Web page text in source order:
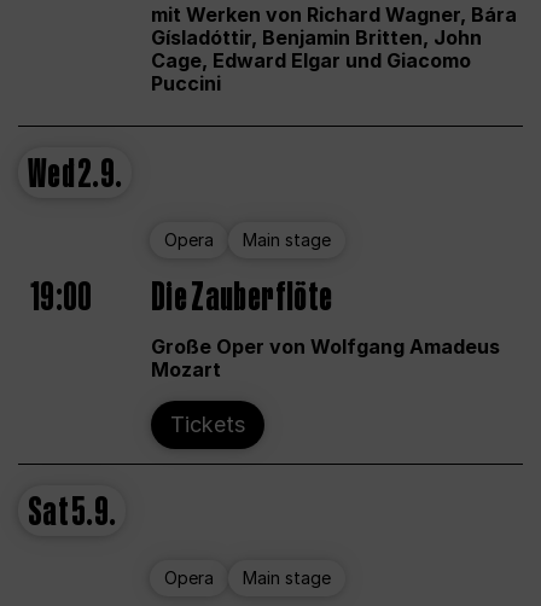
mit Werken von Richard Wagner, Bára
Gísladóttir, Benjamin Britten, John
Cage, Edward Elgar und Giacomo
Puccini
Wed2.9.
Opera Main stage
19:00 Die Zauberflöte
Große Oper von Wolfgang Amadeus
Mozart
Tickets
Sat5.9.
Opera Main stage